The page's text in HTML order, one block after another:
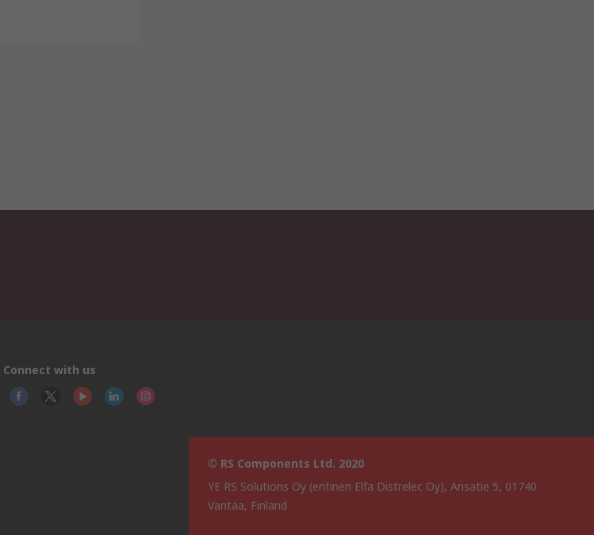
Connect with us
© RS Components Ltd. 2020
YE RS Solutions Oy (entinen Elfa Distrelec Oy), Ansatie 5, 01740
Vantaa, Finland